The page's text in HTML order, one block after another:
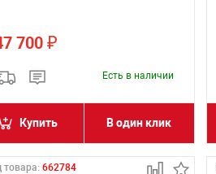
700 ₽
Есть в наличии
Купить В один клик
товара: 662784